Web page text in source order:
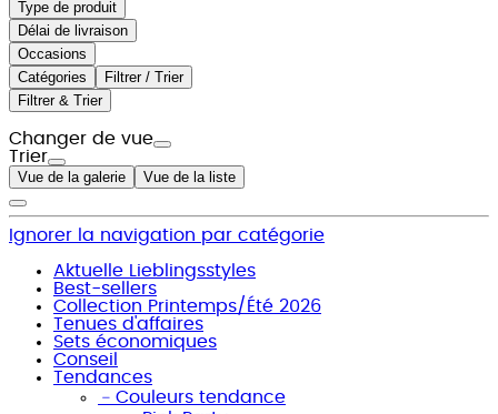
Type de produit
Délai de livraison
Occasions
Catégories
Filtrer / Trier
Filtrer & Trier
Changer de vue
Trier
Vue de la galerie Vue de la liste
Ignorer la navigation par catégorie
Aktuelle Lieblingsstyles
Best-sellers
Collection Printemps/Été 2026
Tenues d'affaires
Sets économiques
Conseil
Tendances
﹣ Couleurs tendance